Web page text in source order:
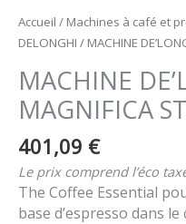
Accueil / Machines à café et
DELONGHI / MACHINE
MACHINE
MAGNIFICA
401,09 €
Le prix comprend l’éco
The Coffee Essential
base d’espresso dans